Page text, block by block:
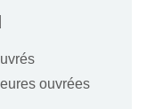
ouvrées